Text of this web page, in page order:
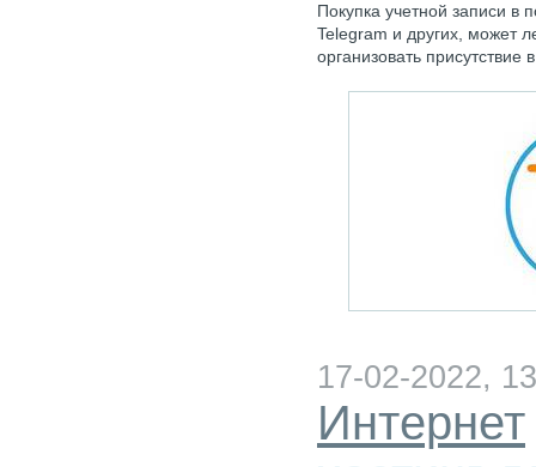
Покупка учетной записи в
Telegram и других, может
организовать присутствие
17-02-2022,
Интернет